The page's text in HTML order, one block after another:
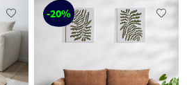
-20%